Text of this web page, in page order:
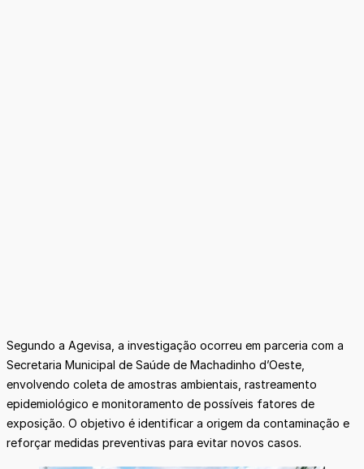
Segundo a Agevisa, a investigação ocorreu em parceria com a
Secretaria Municipal de Saúde de Machadinho d’Oeste,
envolvendo coleta de amostras ambientais, rastreamento
epidemiológico e monitoramento de possíveis fatores de
exposição. O objetivo é identificar a origem da contaminação e
reforçar medidas preventivas para evitar novos casos.